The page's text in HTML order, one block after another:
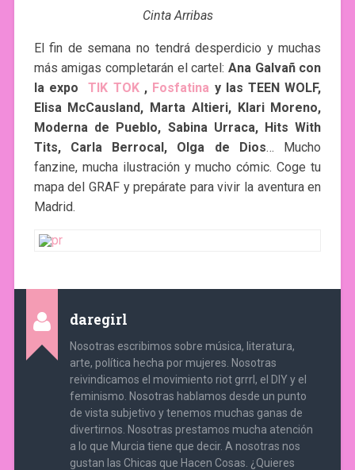
Cinta Arribas
El fin de semana no tendrá desperdicio y muchas
más amigas completarán el cartel:Ana Galvañ con
la expoTIK TOK, Fosfatina y las TEEN WOLF,
Elisa McCausland, Marta Altieri, Klari Moreno,
Moderna de Pueblo, Sabina Urraca, Hits With
Tits, Carla Berrocal, Olga de Dios… Mucho
fanzine, mucha ilustración y mucho cómic. Coge tu
mapa del GRAF y prepárate para vivir la aventura en
Madrid.
daregirl
Nosotras escribimos sobre música, literatura,
arte, política hecha por mujeres. Nosotras
reivindicamos el movimiento riot grrrl, el DIY y el
feminismo. Nosotras hablamos desde un punto
de vista subjetivo y tenemos muchas ganas de
divertirnos. Nosotras prestamos mucha atención
a lo que Murcia tiene que decir. A nosotras nos
gustan las Chicas que Hacen Cosas. ¿Quieres